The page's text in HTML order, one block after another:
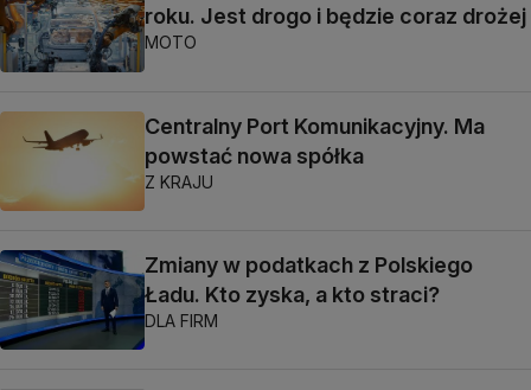
roku. Jest drogo i będzie coraz drożej
MOTO
Centralny Port Komunikacyjny. Ma
powstać nowa spółka
Z KRAJU
Zmiany w podatkach z Polskiego
Ładu. Kto zyska, a kto straci?
DLA FIRM